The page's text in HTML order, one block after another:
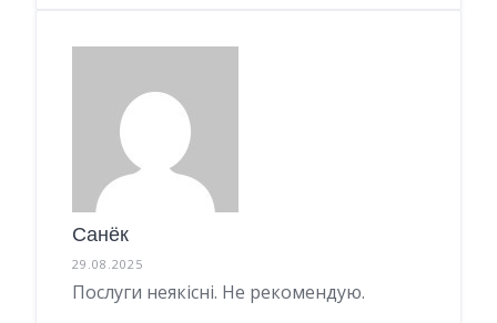
Санёк
29.08.2025
Послуги неякісні. Не рекомендую.